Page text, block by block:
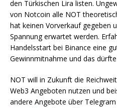
den Türkischen Lira listen.
von Notcoin alle NOT
hat keinen Vorverkauf gegeben
Spannung erwartet werden.
Handelsstart bei Binance eine
Gewinnmitnahme und das
NOT will in Zukunft die
Web3 Angeboten nutzen und
andere Angebote über